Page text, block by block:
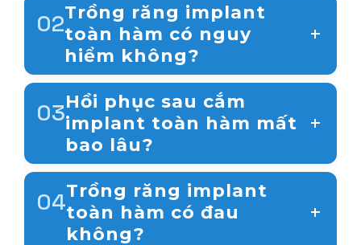
02Trồng răng implant
toàn hàm có nguy
hiểm không?
Trồng răng Implant toàn hàm là một kỹ
thuật nha khoa tiên tiến và an toàn, có ít rủi
ro và biến chứng.
03Hồi phục sau cắm
implant toàn hàm mất
bao lâu?
Để hoàn tất toàn bộ quá trình từ lúc cấy trụ
Implant đến khi gắn răng sứ cố định và ăn
nhai thoải mái, thời gian trung bình thường
dao động từ 3 đến 6 tháng.
04Trồng răng implant
toàn hàm có đau
không?